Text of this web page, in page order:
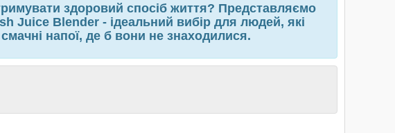
здоровий спосіб життя? Представляємо
Juice Blender - ідеальний вибір для людей, які
напої, де б вони не знаходилися.